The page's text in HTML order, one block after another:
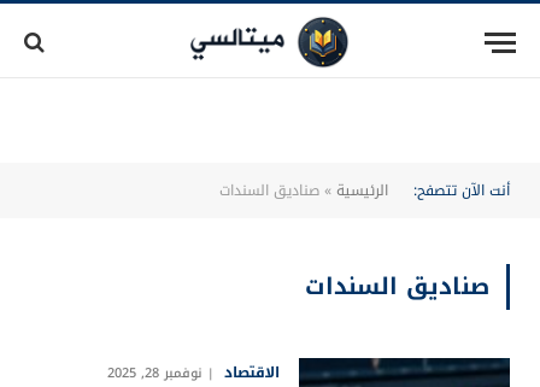
أنت الآن تتصفح: الرئيسية»صناديق السندات
صناديق السندات
الاقتصاد نوفمبر 28, 2025